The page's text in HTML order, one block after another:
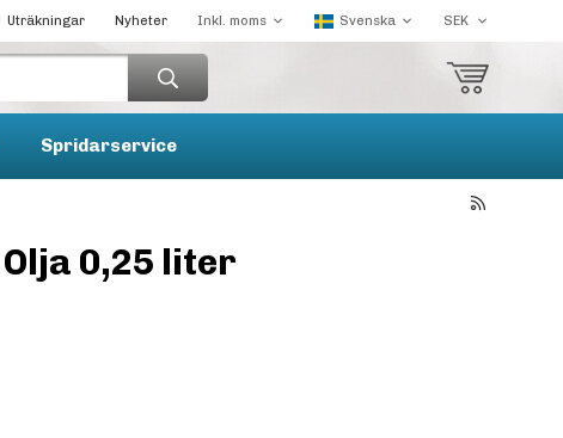
Uträkningar Nyheter
Spridarservice
0,25 liter